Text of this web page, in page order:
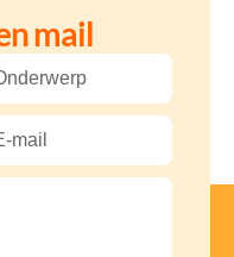
mail